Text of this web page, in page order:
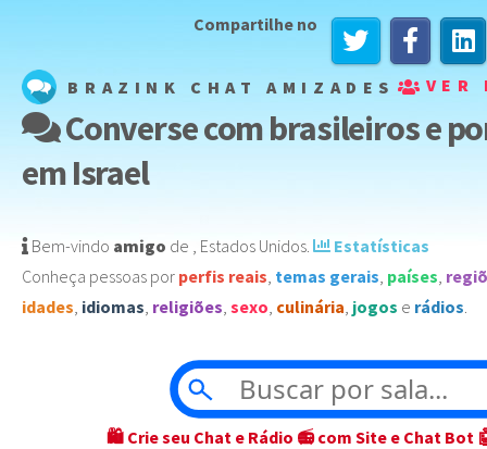
BRAZINK CHAT AMIZADES VER
Compartilhe no
Converse com brasileiros e
em Israel
Bem-vindo amigo de Estados Unidos
Estatísticas
Conheça pessoas por perfis reais temas gerais países
idades idiomas religiões sexo culinária jogos e rádios
🛍 Crie seu Chat e Rádio 📻 com Site e Chat Bot